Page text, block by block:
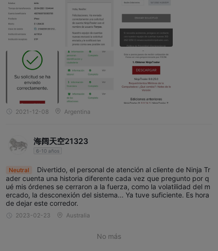
2021-12-08 Argentina
海阔天空21323
6-10 años
Neutral
Divertido, el personal de atención al cliente de Ninja Tr
ader cuenta una historia diferente cada vez que pregunto por q
ué mis órdenes se cerraron a la fuerza, como la volatilidad del m
ercado, la desconexión del sistema... Ya tuve suficiente. Es hora
de dejar este corredor.
2023-02-23 Australia
No más